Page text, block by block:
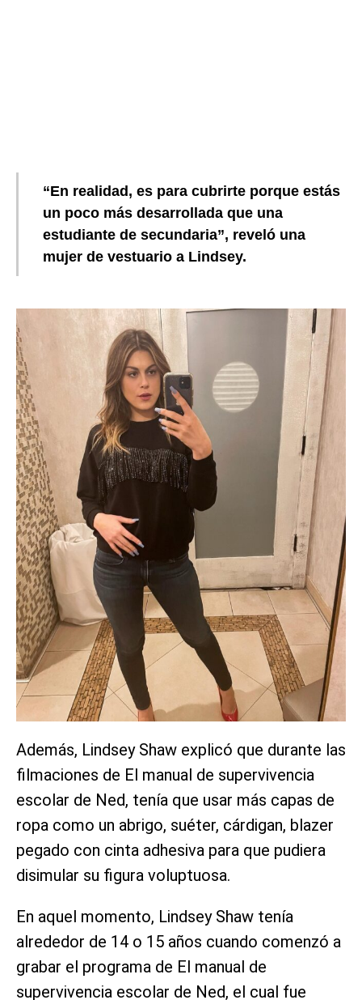
“En realidad, es para cubrirte porque estás
un poco más desarrollada que una
estudiante de secundaria”, reveló una
mujer de vestuario a Lindsey.
Además, Lindsey Shaw explicó que durante las
filmaciones de El manual de supervivencia
escolar de Ned, tenía que usar más capas de
ropa como un abrigo, suéter, cárdigan, blazer
pegado con cinta adhesiva para que pudiera
disimular su figura voluptuosa.
En aquel momento, Lindsey Shaw tenía
alrededor de 14 o 15 años cuando comenzó a
grabar el programa de El manual de
supervivencia escolar de Ned, el cual fue